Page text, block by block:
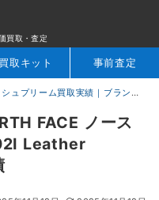
買取・査定
買取キット 事前査定
シュプリーム買取実績｜ブランド専門店LIFE
FACE ノース
Leather